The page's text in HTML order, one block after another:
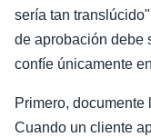
sería tan
de aprobación debe
confíe únicamente
Primero,
Cuando un cliente